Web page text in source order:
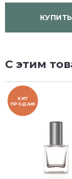
КУПИТЬ
С этим
ХИТ
ПРОДАЖ